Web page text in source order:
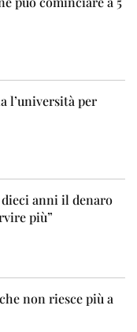
l’università per
anni il denaro
più”
non riesce più a